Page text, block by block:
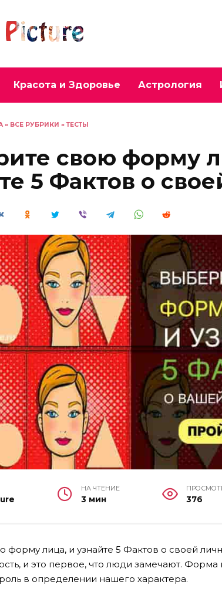
Красота и Здоровье Астрология
» ВСЕ РУБРИКИ »ТЕСТЫ
свою форму
5 Фактов о
НА ЧТЕНИЕ
3 мин 376
форму лица, и узнайте 5 Фактов о своей
и это первое, что люди замечают. Форма
в определении нашего характера.